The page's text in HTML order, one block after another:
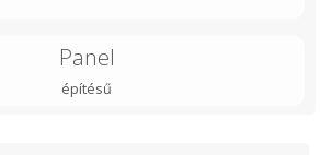
Panel
építésű